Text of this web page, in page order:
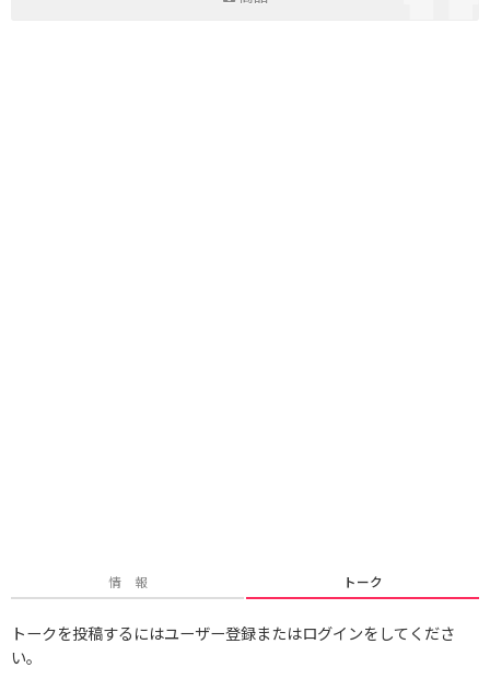
情 報 トーク
トークを投稿するにはユーザー登録またはログインをしてくださ
い。